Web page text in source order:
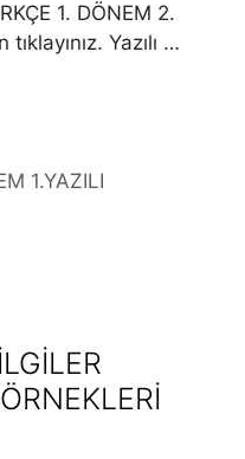
1. DÖNEM 2.
Yazılı …
1.YAZILI